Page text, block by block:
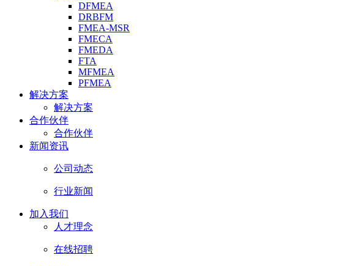
DFMEA
DRBFM
FMEA-MSR
FMECA
FMEDA
FTA
MFMEA
PFMEA
解决方案
解决方案
合作伙伴
合作伙伴
新闻资讯
公司动态
行业新闻
加入我们
人才理念
在线招聘